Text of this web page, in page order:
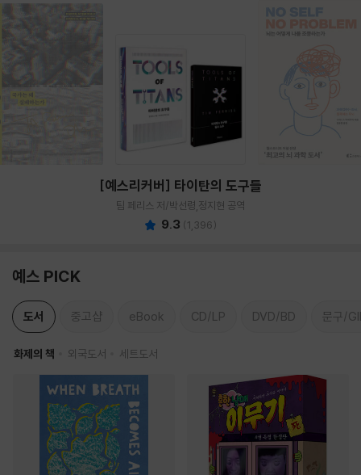
[예스리커버] 타이탄의 도구들
팀 페리스 저/박선령,정지현 공역
9.3 (1,396)
예스 PICK
도서 중고샵 eBook CD/LP DVD/BD 문구/
화제의 책 외국도서 세트도서